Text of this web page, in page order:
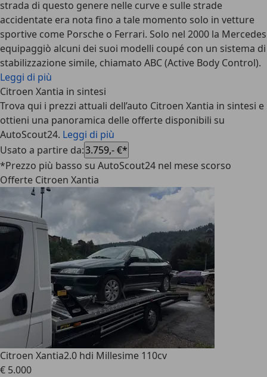
strada di questo genere nelle curve e sulle strade
accidentate era nota fino a tale momento solo in vetture
sportive come Porsche o Ferrari. Solo nel 2000 la Mercedes
equipaggiò alcuni dei suoi modelli coupé con un sistema di
stabilizzazione simile, chiamato ABC (Active Body Control).
Leggi di più
Citroen Xantia in sintesi
Trova qui i prezzi attuali dell’auto Citroen Xantia in sintesi e
ottieni una panoramica delle offerte disponibili su
AutoScout24. Leggi di più
Usato a partire da:3.759,- €*
*Prezzo più basso su AutoScout24 nel mese scorso
Offerte Citroen Xantia
Citroen Xantia2.0 hdi Millesime 110cv
€ 5.000